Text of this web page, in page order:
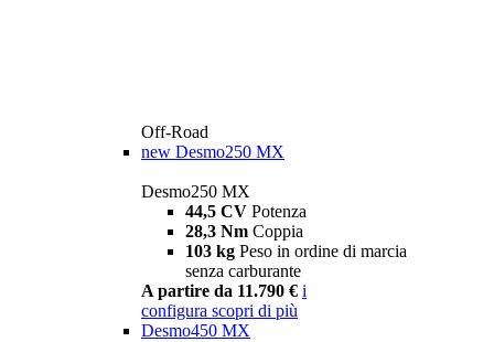
Off-Road
new Desmo250 MX
Desmo250 MX
44,5 CV Potenza
28,3 Nm Coppia
103 kg Peso in ordine di marcia
senza carburante
A partire da 11.790 € i
configura scopri di più
Desmo450 MX